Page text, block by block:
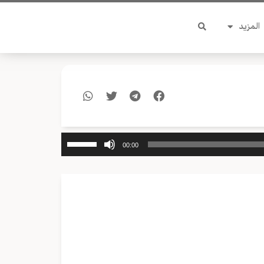
المزيد
00:00